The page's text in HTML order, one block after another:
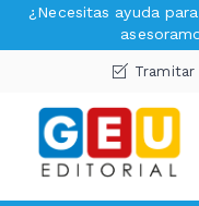
¿Necesitas ayuda
Tramitar